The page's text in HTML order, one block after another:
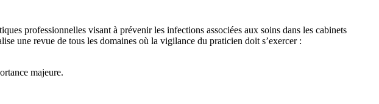
professionnelles visant à prévenir les infections associées aux soins dans les cabinets
une revue de tous les domaines où la vigilance du praticien doit s’exercer :
majeure.